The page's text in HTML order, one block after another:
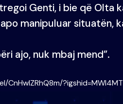
Genti, i bie që Olta
manipuluar situatën,
ajo, nuk mbaj mend”.